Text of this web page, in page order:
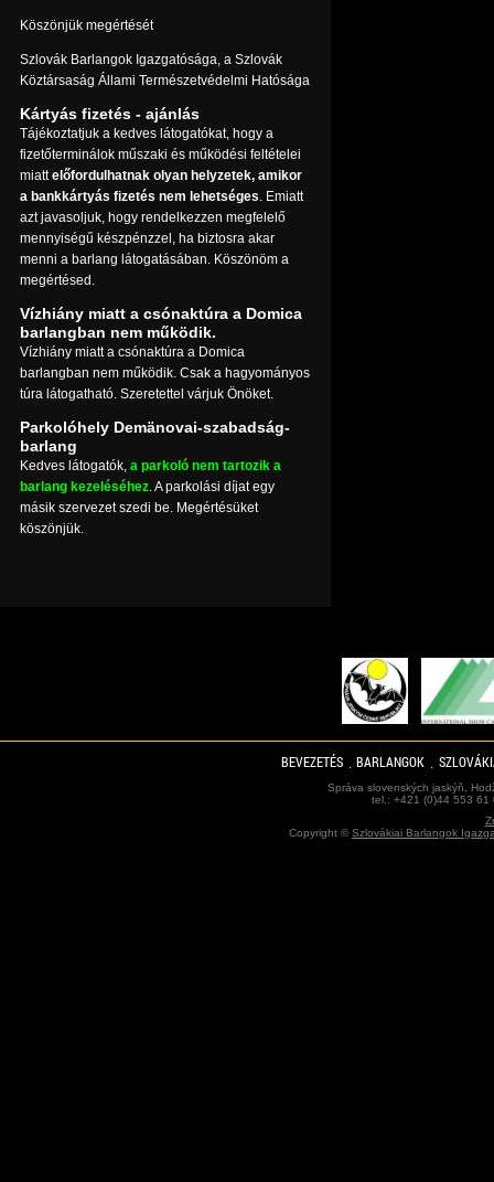
Köszönjük megértését
Szlovák Barlangok Igazgatósága, a Szlovák
Köztársaság Állami Természetvédelmi Hatósága
Kártyás fizetés - ajánlás
Tájékoztatjuk a kedves látogatókat, hogy a
fizetőterminálok műszaki és működési feltételei
miattelőfordulhatnak olyan helyzetek, amikor
a bankkártyás fizetés nem lehetséges. Emiatt
azt javasoljuk, hogy rendelkezzen megfelelő
mennyiségű készpénzzel, ha biztosra akar
menni a barlang látogatásában. Köszönöm a
megértésed.
Vízhiány miatt a csónaktúra a Domica
barlangban nem működik.
Vízhiány miatt a csónaktúra a Domica
barlangban nem működik. Csak a hagyományos
túra látogatható. Szeretettel várjuk Önöket.
Parkolóhely Demänovai-szabadság-
barlang
Kedves látogatók, a parkoló nem tartozik a
barlang kezeléséhez. A parkolási díjat egy
másik szervezet szedi be. Megértésüket
köszönjük.
BEVEZETÉS BARLANGOK
Správa slovenských jaskýň,
tel.: +421 (0)44 553
Copyright ©Szlovákiai Barlangok